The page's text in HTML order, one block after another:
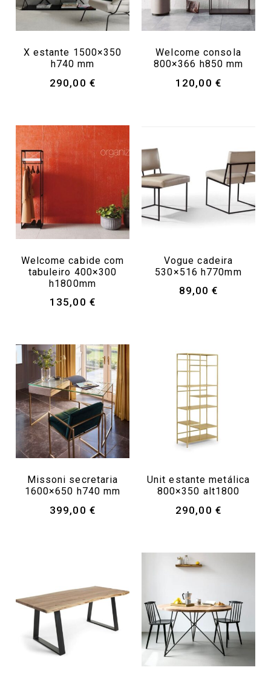
X estante 1500×350
h740 mm
290,00 €
Welcome consola
800×366 h850 mm
120,00 €
Welcome cabide com
tabuleiro 400×300
h1800mm
135,00 €
Vogue cadeira
530×516 h770mm
89,00€
Missoni secretaria
1600×650 h740 mm
399,00 €
Unit estante metálica
800×350 alt1800
290,00 €